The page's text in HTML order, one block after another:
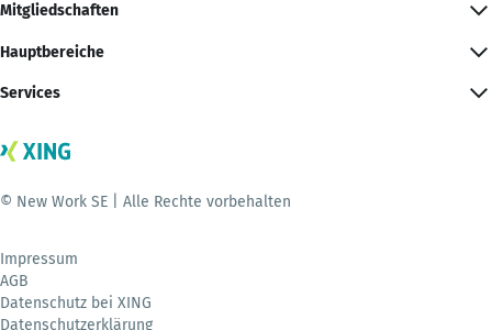
Mitgliedschaften
Hauptbereiche
Services
© New Work SE | Alle Rechte vorbehalten
Impressum
AGB
Datenschutz bei XING
Datenschutzerklärung